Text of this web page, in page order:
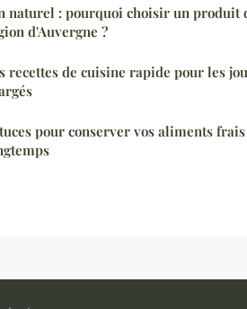
naturel : pourquoi choisir un produit
d'Auvergne ?
recettes de cuisine rapide pour les
pour conserver vos aliments